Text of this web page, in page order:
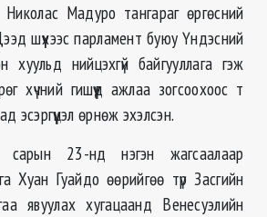
Мадуро тангараг өргөсний
шүүхээс парламент буюу Үндэсний
хуульд нийцэхгүй байгууллага гэж
хүчний гишүүд ажлаа зогсоохоос т
эсэргүүцэл өрнөж эхэлсэн.
сарын 23-нд нэгэн жагсаалаар
Хуан Гуайдо өөрийгөө түр Засгийн
явуулах хугацаанд Венесуэлийн